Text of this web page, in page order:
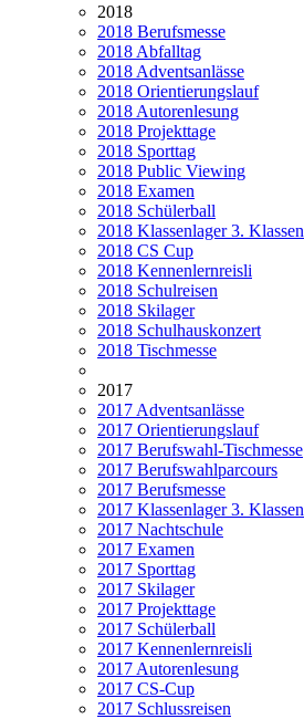
2018
2018 Berufsmesse
2018 Abfalltag
2018 Adventsanlässe
2018 Orientierungslauf
2018 Autorenlesung
2018 Projekttage
2018 Sporttag
2018 Public Viewing
2018 Examen
2018 Schülerball
2018 Klassenlager 3. Klassen
2018 CS Cup
2018 Kennenlernreisli
2018 Schulreisen
2018 Skilager
2018 Schulhauskonzert
2018 Tischmesse
2017
2017 Adventsanlässe
2017 Orientierungslauf
2017 Berufswahl-Tischmesse
2017 Berufswahlparcours
2017 Berufsmesse
2017 Klassenlager 3. Klassen
2017 Nachtschule
2017 Examen
2017 Sporttag
2017 Skilager
2017 Projekttage
2017 Schülerball
2017 Kennenlernreisli
2017 Autorenlesung
2017 CS-Cup
2017 Schlussreisen